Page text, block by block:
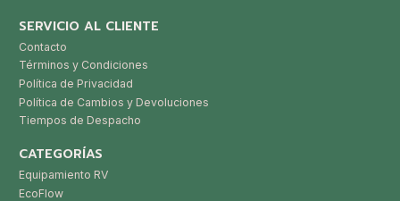
SERVICIO AL CLIENTE
Contacto
Términos y Condiciones
Política de Privacidad
Política de Cambios y Devoluciones
Tiempos de Despacho
CATEGORÍAS
Equipamiento RV
EcoFlow